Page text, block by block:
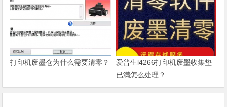
打印机废墨仓为什么需要清零？
爱普生l4266打印机废墨收集垫
已满怎么处理？